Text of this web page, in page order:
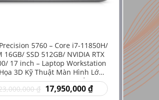
5760 – Core i7-11850H/
16GB/ SSD 512GB/ NVIDIA RTX
17 inch – Laptop Workstation
3D Kỹ Thuật Màn Hình Lớn
Hiệu Năng Mạnh Giá Rẻ
₫ Giá
gốc
17,950,000₫Giá
hiện